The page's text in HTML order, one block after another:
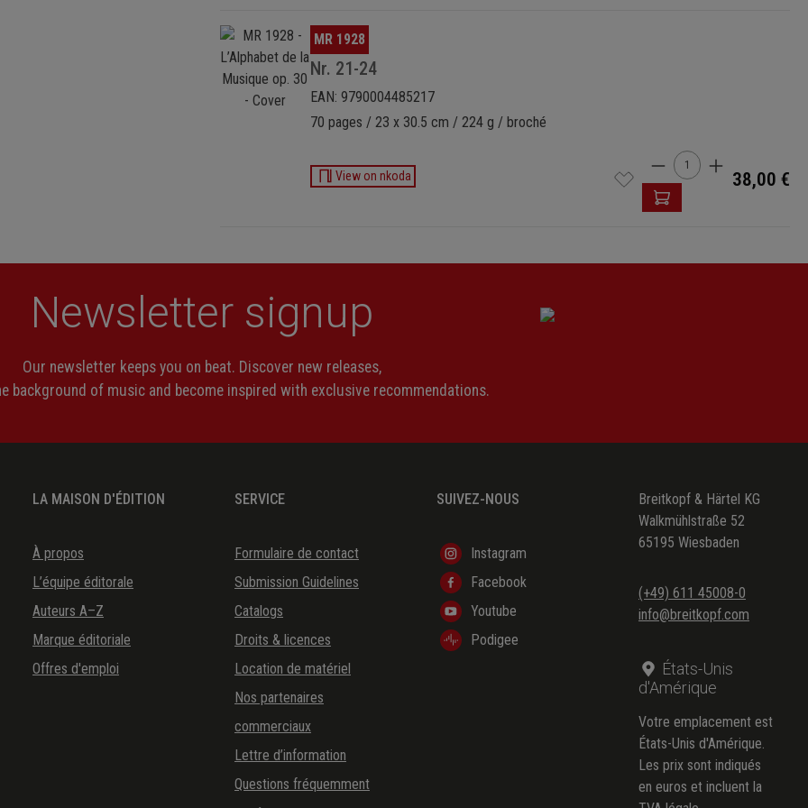
Ignorer la galerie d'images
MR 1928
Nr. 21-24
EAN: 9790004485217
70 pages / 23 x 30.5 cm / 224 g / broché
View on nkoda Quantité de
38,00 €
Newsletter signup
Our newsletter keeps you on beat. Discover new releases,
background of music and become inspired with exclusive recommendations.
LA MAISON D'ÉDITION
À propos
L’équipe éditorale
Auteurs A–Z
Marque éditoriale
Offres d'emploi
SERVICE
Formulaire de contact
Submission Guidelines
Catalogs
Droits & licences
Location de matériel
Nos partenaires
commerciaux
Lettre d’information
Questions fréquemment
SUIVEZ-NOUS
Instagram
Facebook
Youtube
Podigee
Breitkopf & Härtel KG
Walkmühlstraße 52
65195 Wiesbaden
(+49) 611 45008-0
info@breitkopf.com
États-Unis
d'Amérique
Votre emplacement est
États-Unis d'Amérique.
Les prix sont indiqués
en euros et incluent la